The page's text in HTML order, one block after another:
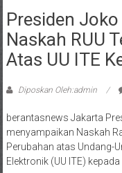
Presiden
Naskah RUU
Atas UU ITE
Diposkan Oleh:admin
berantasnews Jakarta
menyampaikan Naskah
Perubahan atas Undang-
Elektronik (UU ITE)